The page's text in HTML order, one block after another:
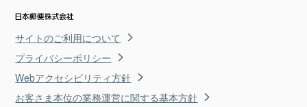
サイトのご利用について
プライバシーポリシー
Webアクセシビリティ方針
お客さま本位の業務運営に関する基本方針